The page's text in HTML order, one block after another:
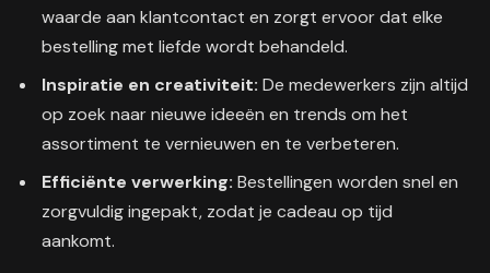
waarde aan klantcontact en zorgt ervoor dat elke
bestelling met liefde wordt behandeld.
Inspiratie en creativiteit: De medewerkers zijn altijd
op zoek naar nieuwe ideeën en trends om het
assortiment te vernieuwen en te verbeteren.
Efficiënte verwerking: Bestellingen worden snel en
zorgvuldig ingepakt, zodat je cadeau op tijd
aankomt.